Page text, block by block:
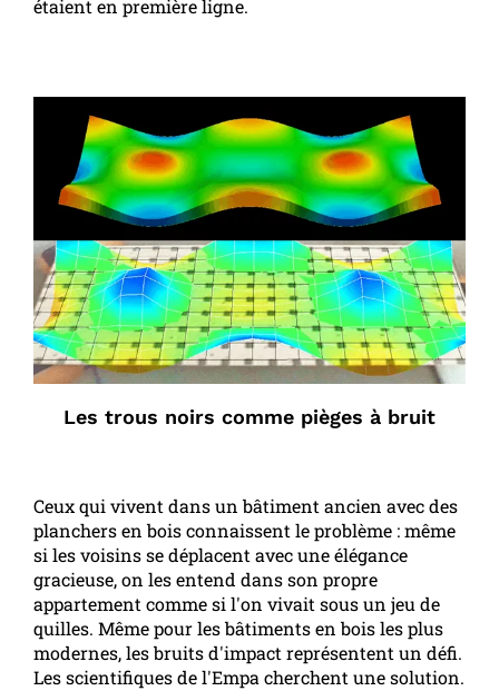
étaient en première ligne.
Les trous noirs comme pièges à bruit
Ceux qui vivent dans un bâtiment ancien avec des
planchers en bois connaissent le problème : même
si les voisins se déplacent avec une élégance
gracieuse, on les entend dans son propre
appartement comme si l'on vivait sous un jeu de
quilles. Même pour les bâtiments en bois les plus
modernes, les bruits d'impact représentent un défi.
Les scientifiques de l'Empa cherchent une solution.